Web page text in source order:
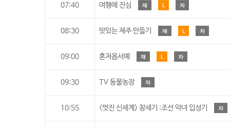
07:40 여행에 진심 재 L 자
08:30 맛있는 제주 만들기 재 L 자
09:00 혼저옵서예 재 L 자
09:30 TV 동물농장 자
10:55 <멋진 신세계> 창세기 :조선 악녀 입성기 자